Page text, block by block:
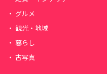
グルメ
観光・地域
暮らし
古写真